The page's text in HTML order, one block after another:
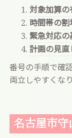
対象加算の
時間帯の割
緊急対応の
計画の見直
番号の手順で確
両立しやすくなり
名古屋市